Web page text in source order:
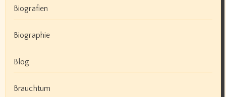
Biografien
Biographie
Blog
Brauchtum